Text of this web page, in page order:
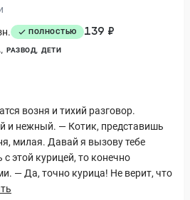
ПОЛНОСТЬЮ 139 ₽
РАЗВОД ДЕТИ
возня и тихий разговор.
и нежный. — Котик, представишь
милая. Давай я вызову тебе
с этой курицей, то конечно
— Да, точно курица! Не верит, что